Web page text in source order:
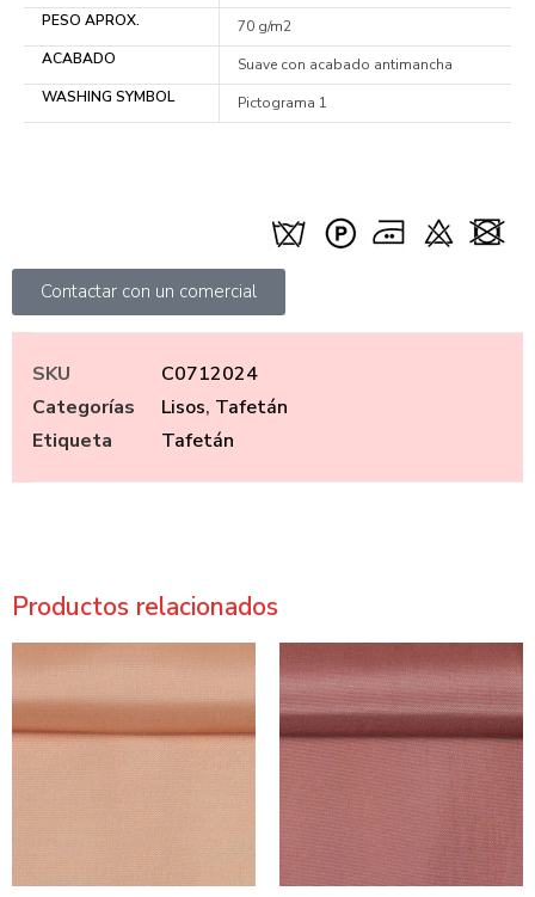
PESO APROX.
70 g/m2
ACABADO
Suave con acabado antimancha
WASHING SYMBOL
Pictograma 1
Contactar con un comercial
SKU
C0712024
Categorías
Lisos, Tafetán
Etiqueta
Tafetán
Productos relacionados